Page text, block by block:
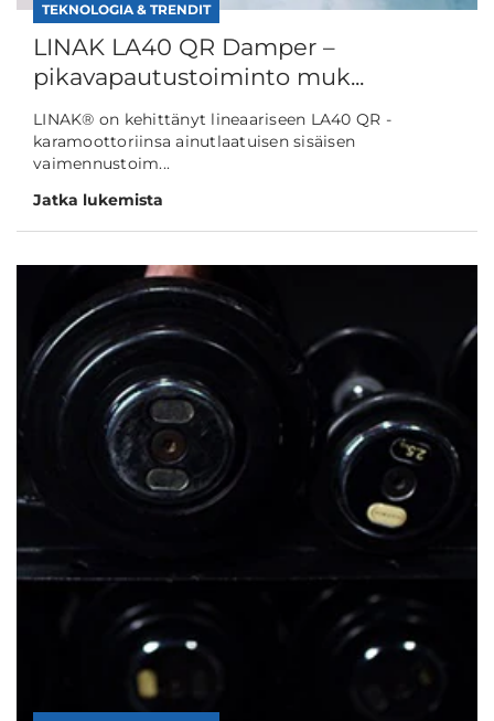
TEKNOLOGIA & TRENDIT
LINAK LA40 QR Damper –
pikavapautustoiminto muk...
LINAK® on kehittänyt lineaariseen LA40 QR -
karamoottoriinsa ainutlaatuisen sisäisen
vaimennustoim...
Jatka lukemista